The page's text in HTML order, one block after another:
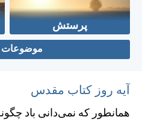
پرستش
موضوعات
آیه روز کتاب مقدس
همانطور كه نمی‌دانی باد